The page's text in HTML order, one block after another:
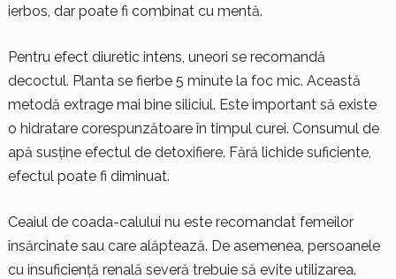
ierbos, dar poate fi combinat cu mentă.
Pentru efect diuretic intens, uneori se recomandă
decoctul. Planta se fierbe 5 minute la foc mic. Această
metodă extrage mai bine siliciul. Este important să existe
o hidratare corespunzătoare în timpul curei. Consumul de
apă susține efectul de detoxifiere. Fără lichide suficiente,
efectul poate fi diminuat.
Ceaiul de coada-calului nu este recomandat femeilor
însărcinate sau care alăptează. De asemenea, persoanele
cu insuficiență renală severă trebuie să evite utilizarea.